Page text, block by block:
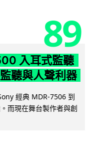
89
入耳式監聽
聽與人聲利器
經典 MDR-7506 到
而現在舞台製作者與創